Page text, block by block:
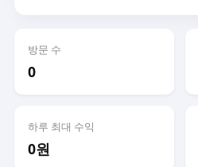
방문 수
0
하루 최대 수익
0원